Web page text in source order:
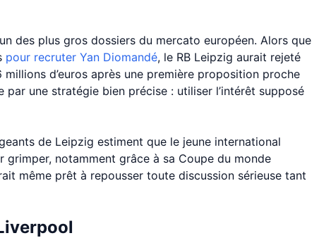
des plus gros dossiers du mercato européen. Alors que
pour recruter Yan Diomandé, le RB Leipzig aurait rejeté
d’euros après une première proposition proche
par une stratégie bien précise : utiliser l’intérêt supposé
de Leipzig estiment que le jeune international
notamment grâce à sa Coupe du monde
même prêt à repousser toute discussion sérieuse tant